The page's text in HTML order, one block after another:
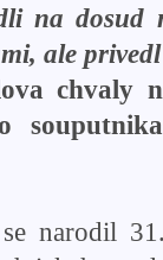
na dosud
ale
chvaly
narodil